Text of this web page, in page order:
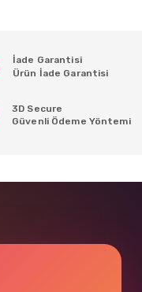
İade Garantisi
Ürün İade Garantisi
3D Secure
Güvenli Ödeme Yöntemi